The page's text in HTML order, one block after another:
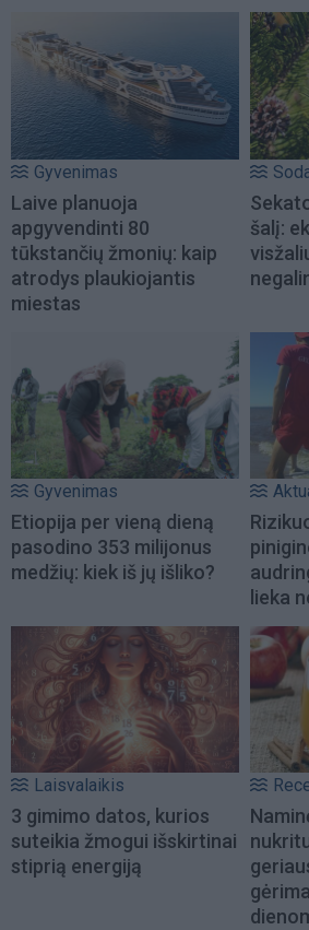
Gyvenimas
Laive planuoja
apgyvendinti 80
tūkstančių žmonių: kaip
atrodys plaukiojantis
miestas
šalį:
Gyvenimas
Etiopija per vieną dieną
pasodino 353 milijonus
medžių: kiek iš jų išliko?
lieka
Laisvalaikis
3 gimimo datos, kurios
suteikia žmogui išskirtinai
stiprią energiją